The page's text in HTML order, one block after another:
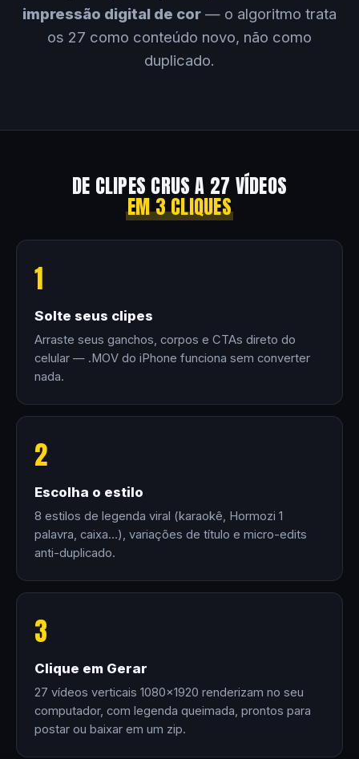
impressão digital de cor — o algoritmo trata
os 27 como conteúdo novo, não como
duplicado.
DE CLIPES CRUS A 27 VÍDEOS
EM 3 CLIQUES
1
Solte seus clipes
Arraste seus ganchos, corpos e CTAs direto do
celular — .MOV do iPhone funciona sem converter
nada.
2
Escolha o estilo
8 estilos de legenda viral (karaokê, Hormozi 1
palavra, caixa…), variações de título e micro-edits
anti-duplicado.
3
Clique em Gerar
27 vídeos verticais 1080×1920 renderizam no seu
computador, com legenda queimada, prontos para
postar ou baixar em um zip.